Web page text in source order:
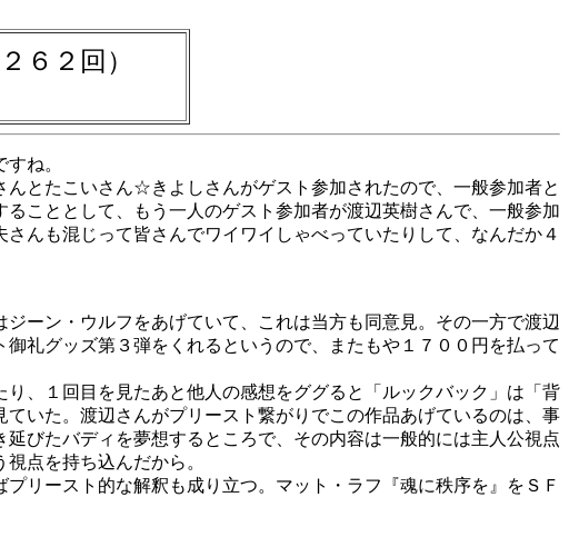
２６２回）
ね。
とたこいさん☆きよしさんがゲスト参加されたので、一般参加者と
ることとして、もう一人のゲスト参加者が渡辺英樹さんで、一般参加
んも混じって皆さんでワイワイしゃべっていたりして、なんだか４
ーン・ウルフをあげていて、これは当方も同意見。その一方で渡辺
礼グッズ第３弾をくれるというので、またもや１７００円を払って
、１回目を見たあと他人の感想をググると「ルックバック」は「背
いた。渡辺さんがプリースト繋がりでこの作品あげているのは、事
びたバディを夢想するところで、その内容は一般的には主人公視点
点を持ち込んだから。
リースト的な解釈も成り立つ。マット・ラフ『魂に秩序を』をＳＦ